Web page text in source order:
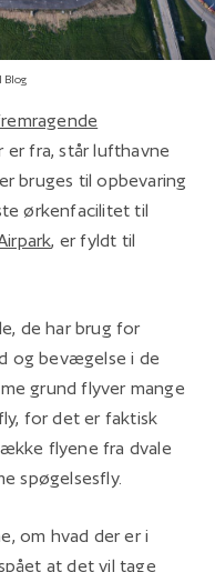
Blog
er fra, står lufthavne
bruges til opbevaring
ørkenfacilitet til
, er fyldt til
de har brug for
og bevægelse i de
grund flyver mange
for det er faktisk
flyene fra dvale
spøgelsesfly.
om hvad der er i
at det vil tage